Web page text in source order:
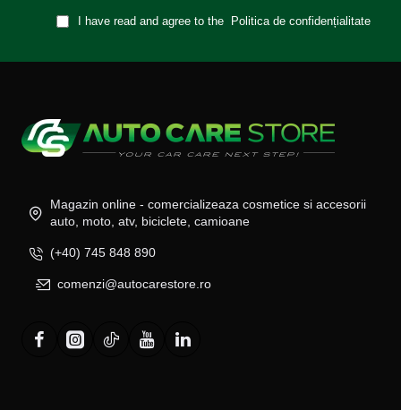
I have read and agree to the Politica de confidențialitate
Magazin online - comercializeaza cosmetice si accesorii
auto, moto, atv, biciclete, camioane
(+40) 745 848 890
comenzi@autocarestore.ro